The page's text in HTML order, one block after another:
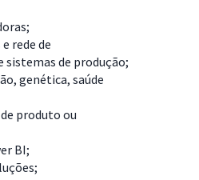
rede de
sistemas de produção;
genética, saúde
produto ou
BI;